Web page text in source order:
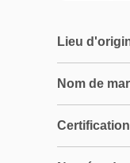
Lieu
Nom de